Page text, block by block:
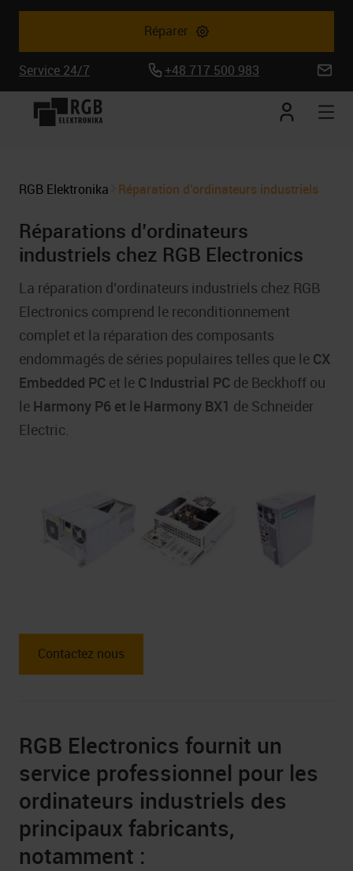
Réparer
Service 24/7 +48 717 500 983
Mon
RGB Elektronika
Réparation d’ordinateurs industriels
Réparations d’ordinateurs
industriels chez RGB Electronics
La réparation d’ordinateurs industriels chez RGB
Electronics comprend le reconditionnement
complet et la réparation des composants
endommagés de séries populaires telles que le CX
Embedded PC et le C Industrial PC de Beckhoff ou
le Harmony P6 et le Harmony BX1 de Schneider
Electric.
Contactez nous
RGB Electronics fournit un
service professionnel pour les
ordinateurs industriels des
principaux fabricants,
notamment :